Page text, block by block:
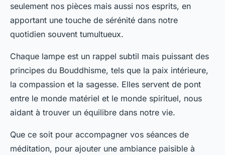
seulement nos pièces mais aussi nos esprits, en
apportant une touche de sérénité dans notre
quotidien souvent tumultueux.
Chaque lampe est un rappel subtil mais puissant des
principes du Bouddhisme, tels que la paix intérieure,
la compassion et la sagesse. Elles servent de pont
entre le monde matériel et le monde spirituel, nous
aidant à trouver un équilibre dans notre vie.
Que ce soit pour accompagner vos séances de
méditation, pour ajouter une ambiance paisible à